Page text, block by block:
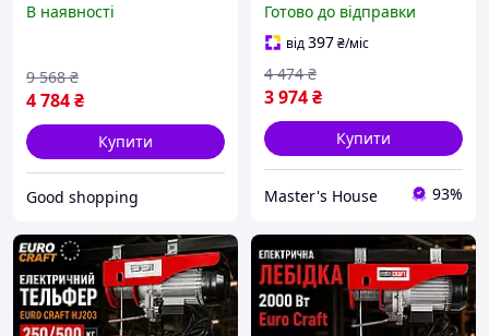
Лебідки монтажні
В наявності
4 784₴
9 568 ₴
Купити
Good shopping
Таль електрична канат 12
м Електрична лебідка
Польща
Готово до відправки
від397₴/міс
3 974₴
4 474 ₴
Купити
Master's House 93%